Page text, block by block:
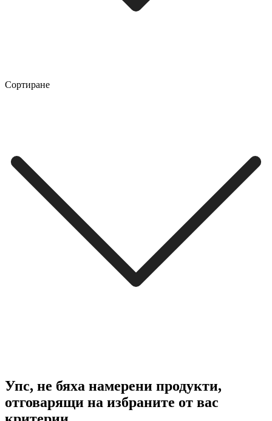
Сортиране
Упс, не бяха намерени продукти,
отговарящи на избраните от вас